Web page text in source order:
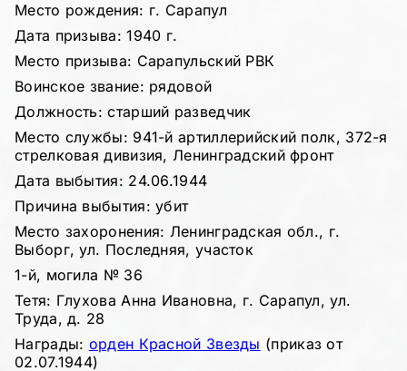
Место рождения: г. Сарапул
Дата призыва: 1940 г.
Место призыва: Сарапульский РВК
Воинское звание: рядовой
Должность: старший разведчик
Место службы: 941-й артиллерийский полк, 372-я
стрелковая дивизия, Ленинградский фронт
Дата выбытия: 24.06.1944
Причина выбытия: убит
Место захоронения: Ленинградская обл., г.
Выборг, ул. Последняя, участок
1-й, могила № 36
Тетя: Глухова Анна Ивановна, г. Сарапул, ул.
Труда, д. 28
Награды: орден Красной Звезды (приказ от
02.07.1944)